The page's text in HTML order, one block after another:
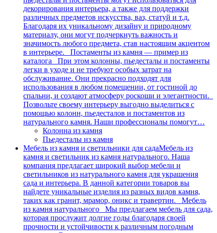
декорирования интерьера, а также для поддержки
различных предметов искусства, ваз, статуй и т.д.
Благодаря их уникальному дизайну и природному
материалу, они могут подчеркнуть важность и
значимость любого предмета, став настоящим акцентом
в интерьере. Постаменты из камня — пример из
каталога При этом колонны, пьедесталы и постаменты
легки в уходе и не требуют особых затрат на
обслуживание. Они прекрасно подходят для
использования в любом помещении, от гостиной до
спальни, и создают атмосферу роскоши и элегантности.
Позвольте своему интерьеру выгодно выделиться с
помощью колонн, пьедесталов и постаментов из
натурального камня. Наши профессионалы помогут…
Колонна из камня
Пьедесталы из камня
Мебель из камня и светильники для садаМебель из
камня и светильник из камня натурального. Наша
компания предлагает широкий выбор мебели и
светильников из натурального камня для украшения
сада и интерьера. В данной категории товаров вы
найдете уникальные изделия из разных видов камня,
таких как гранит, мрамор, оникс и травертин. Мебель
из камня натурального Мы предлагаем мебель для сада,
которая прослужит долгие годы благодаря своей
прочности и устойчивости к различным погодным